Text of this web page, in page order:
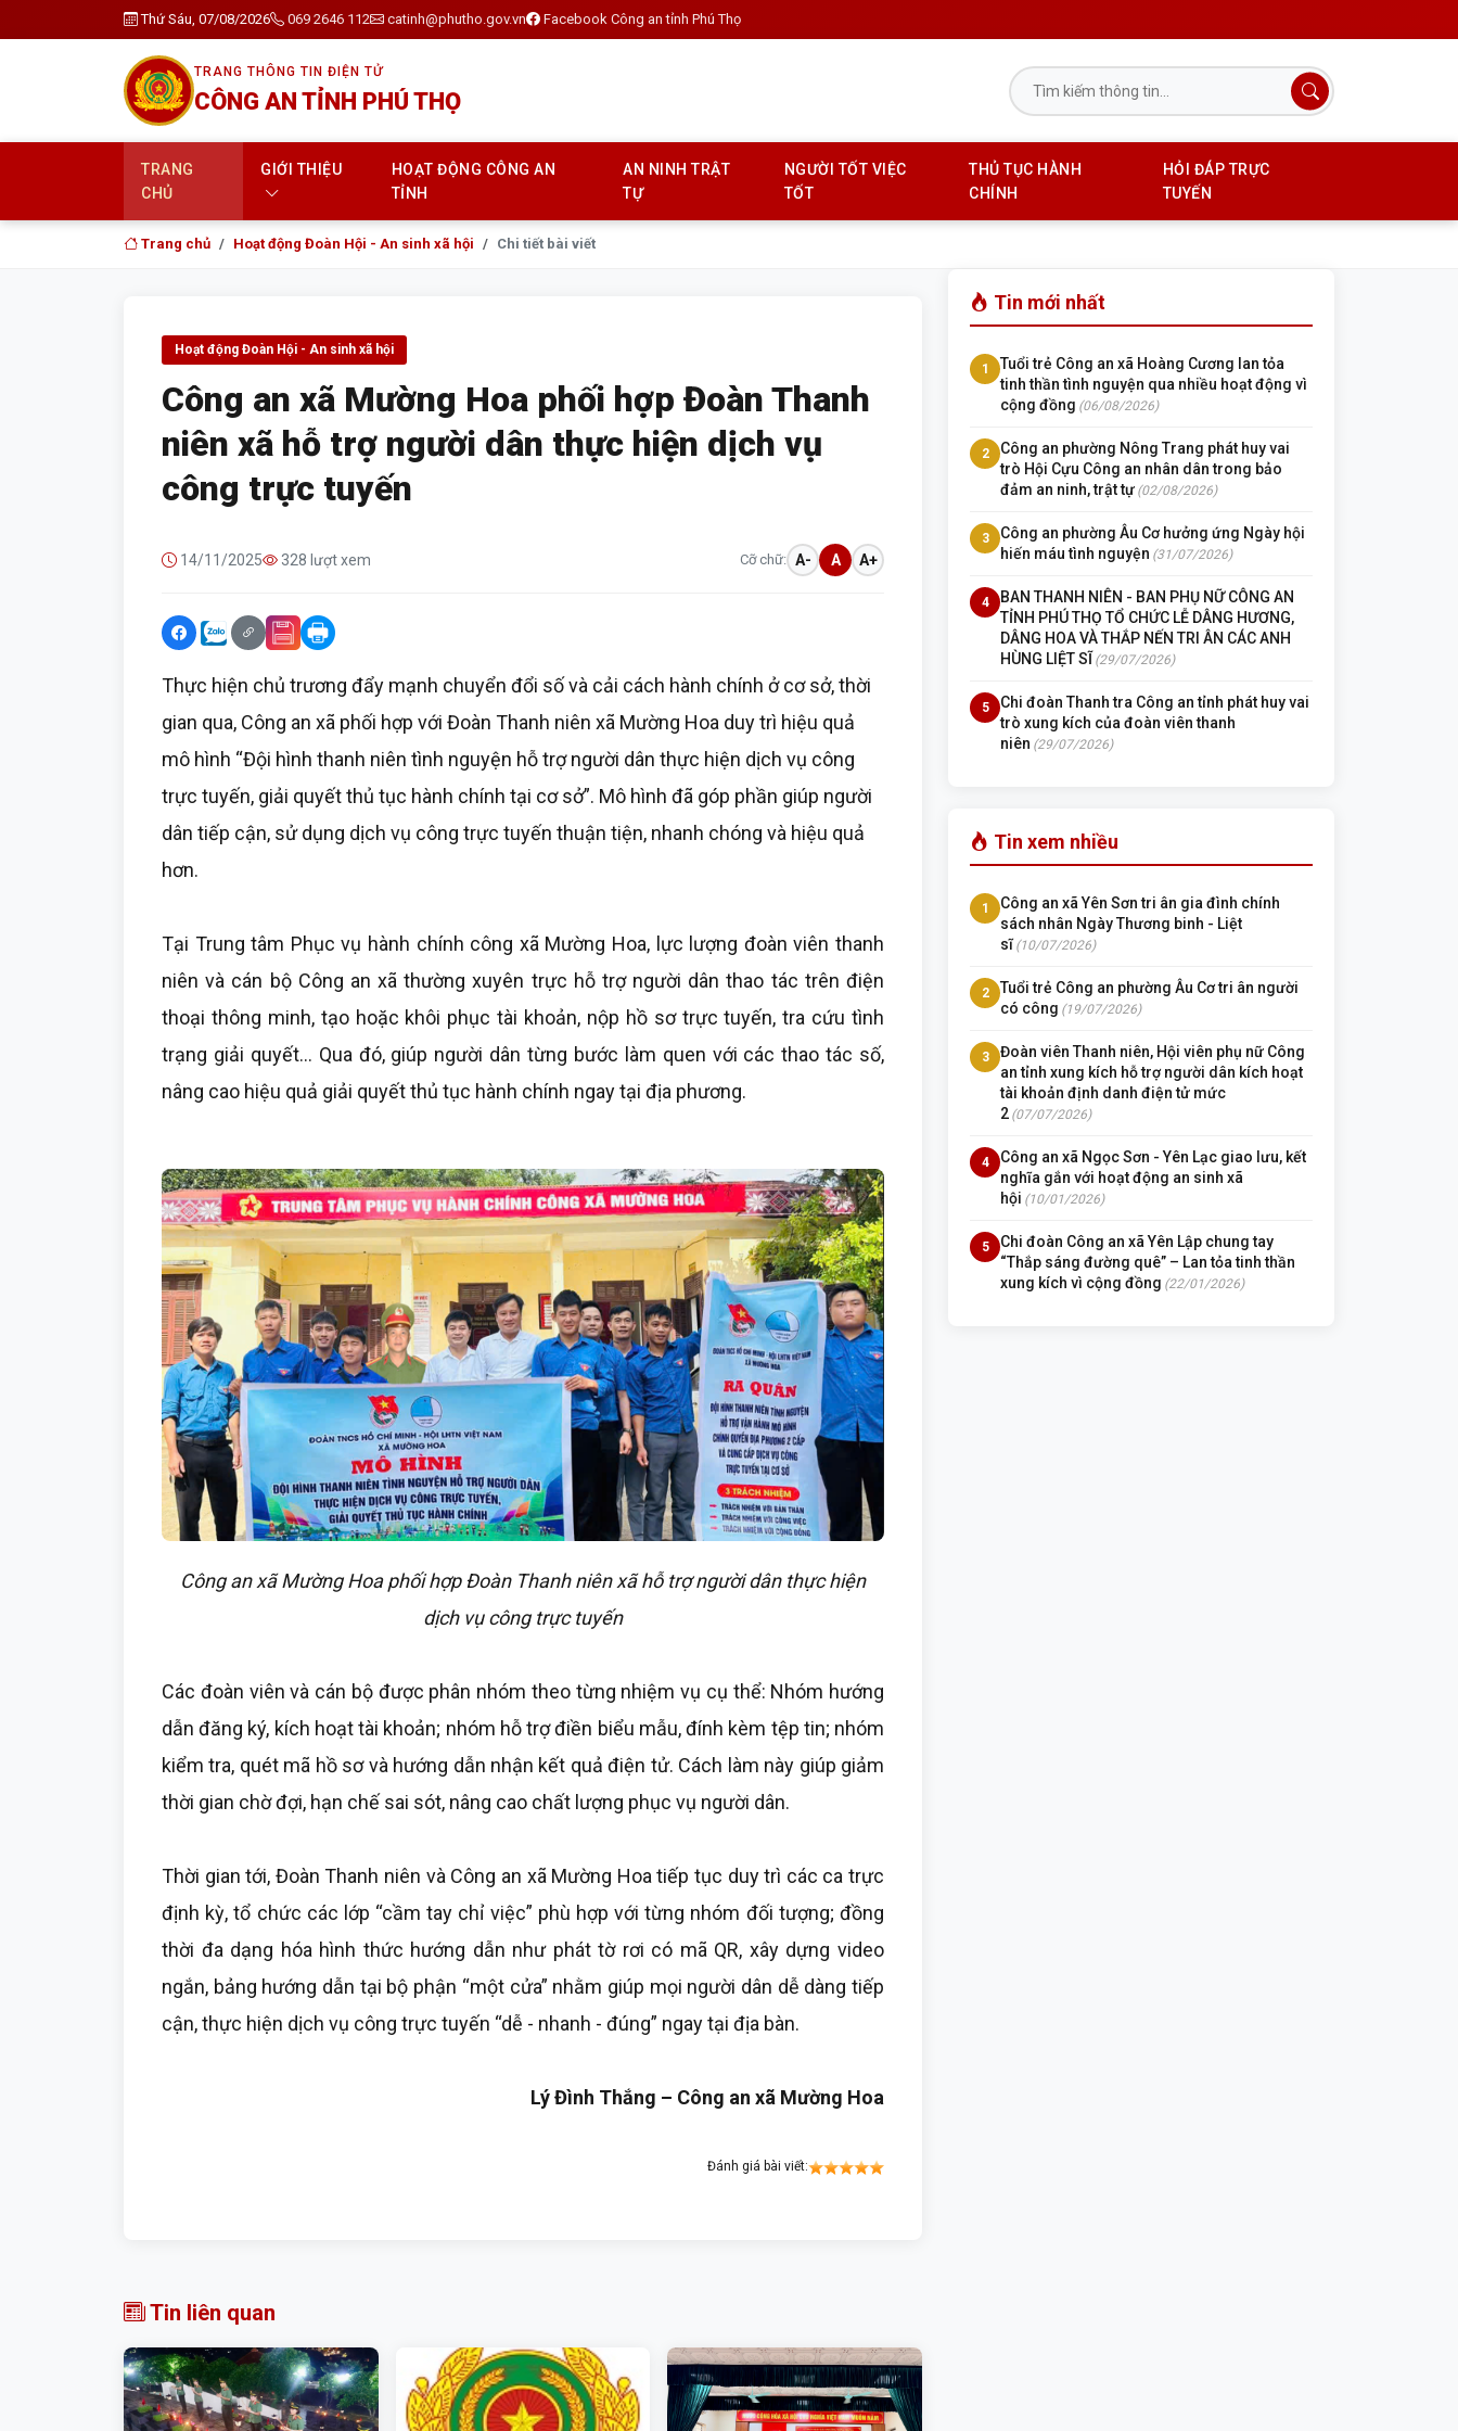
Thứ Sáu, 07/08/2026 069 2646 112 catinh@phutho.gov.vn Facebook Công an tỉnh Phú Thọ
TRANG THÔNG TIN ĐIỆN TỬ
CÔNG AN TỈNH PHÚ THỌ
TRANG
CHỦ
GIỚI THIỆU
HOẠT ĐỘNG CÔNG AN
TỈNH
AN NINH TRẬT
TỰ
NGƯỜI TỐT VIỆC
TỐT
THỦ TỤC HÀNH
CHÍNH
HỎI ĐÁP TRỰC
TUYẾN
Trang chủ Hoạt động Đoàn Hội - An sinh xã hội Chi tiết bài viết
Hoạt động Đoàn Hội - An sinh xã hội
Công an xã Mường Hoa phối hợp Đoàn Thanh
niên xã hỗ trợ người dân thực hiện dịch vụ
công trực tuyến
14/11/2025 328 lượt xem Cỡ chữ: A- A A+
Thực hiện chủ trương đẩy mạnh chuyển đổi số và cải cách hành chính ở cơ sở, thời
gian qua, Công an xã phối hợp với Đoàn Thanh niên xã Mường Hoa duy trì hiệu quả
mô hình “Đội hình thanh niên tình nguyện hỗ trợ người dân thực hiện dịch vụ công
trực tuyến, giải quyết thủ tục hành chính tại cơ sở”. Mô hình đã góp phần giúp người
dân tiếp cận, sử dụng dịch vụ công trực tuyến thuận tiện, nhanh chóng và hiệu quả
hơn.
Tại Trung tâm Phục vụ hành chính công xã Mường Hoa, lực lượng đoàn viên thanh
niên và cán bộ Công an xã thường xuyên trực hỗ trợ người dân thao tác trên điện
thoại thông minh, tạo hoặc khôi phục tài khoản, nộp hồ sơ trực tuyến, tra cứu tình
trạng giải quyết… Qua đó, giúp người dân từng bước làm quen với các thao tác số,
nâng cao hiệu quả giải quyết thủ tục hành chính ngay tại địa phương.
Công an xã Mường Hoa phối hợp Đoàn Thanh niên xã hỗ trợ người dân thực hiện
dịch vụ công trực tuyến
Các đoàn viên và cán bộ được phân nhóm theo từng nhiệm vụ cụ thể: Nhóm hướng
dẫn đăng ký, kích hoạt tài khoản; nhóm hỗ trợ điền biểu mẫu, đính kèm tệp tin; nhóm
kiểm tra, quét mã hồ sơ và hướng dẫn nhận kết quả điện tử. Cách làm này giúp giảm
thời gian chờ đợi, hạn chế sai sót, nâng cao chất lượng phục vụ người dân.
Thời gian tới, Đoàn Thanh niên và Công an xã Mường Hoa tiếp tục duy trì các ca trực
định kỳ, tổ chức các lớp “cầm tay chỉ việc” phù hợp với từng nhóm đối tượng; đồng
thời đa dạng hóa hình thức hướng dẫn như phát tờ rơi có mã QR, xây dựng video
ngắn, bảng hướng dẫn tại bộ phận “một cửa” nhằm giúp mọi người dân dễ dàng tiếp
cận, thực hiện dịch vụ công trực tuyến “dễ - nhanh - đúng” ngay tại địa bàn.
Lý Đình Thắng – Công an xã Mường Hoa
Đánh giá bài viết:
Tin liên quan
Tin mới nhất
1
Tuổi trẻ Công an xã Hoàng Cương lan tỏa
tinh thần tình nguyện qua nhiều hoạt động vì
cộng đồng (06/08/2026)
2
Công an phường Nông Trang phát huy vai
trò Hội Cựu Công an nhân dân trong bảo
đảm an ninh, trật tự (02/08/2026)
3
Công an phường Âu Cơ hưởng ứng Ngày hội
hiến máu tình nguyện (31/07/2026)
4
BAN THANH NIÊN - BAN PHỤ NỮ CÔNG AN
TỈNH PHÚ THỌ TỔ CHỨC LỄ DÂNG HƯƠNG,
DÂNG HOA VÀ THẮP NẾN TRI ÂN CÁC ANH
HÙNG LIỆT SĨ (29/07/2026)
5
Chi đoàn Thanh tra Công an tỉnh phát huy vai
trò xung kích của đoàn viên thanh
niên (29/07/2026)
Tin xem nhiều
1
Công an xã Yên Sơn tri ân gia đình chính
sách nhân Ngày Thương binh - Liệt
sĩ (10/07/2026)
2
Tuổi trẻ Công an phường Âu Cơ tri ân người
có công (19/07/2026)
3
Đoàn viên Thanh niên, Hội viên phụ nữ Công
an tỉnh xung kích hỗ trợ người dân kích hoạt
tài khoản định danh điện tử mức
2 (07/07/2026)
4
Công an xã Ngọc Sơn - Yên Lạc giao lưu, kết
nghĩa gắn với hoạt động an sinh xã
hội (10/01/2026)
5
Chi đoàn Công an xã Yên Lập chung tay
“Thắp sáng đường quê” – Lan tỏa tinh thần
xung kích vì cộng đồng (22/01/2026)